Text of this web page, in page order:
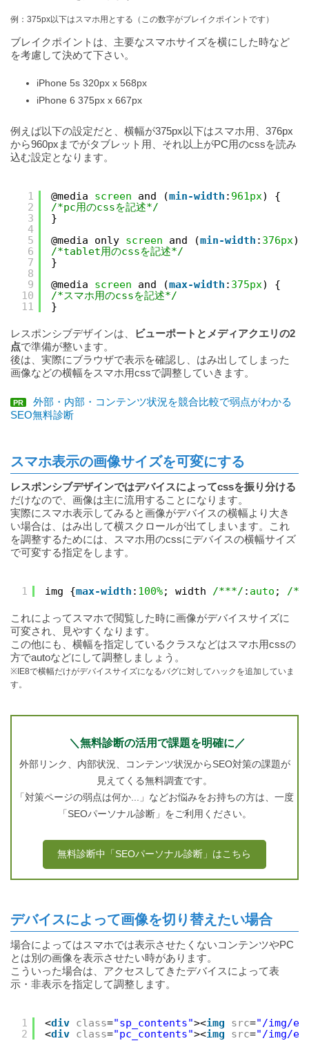
例：375px以下はスマホ用とする（この数字がブレイクポイントです）
ブレイクポイントは、主要なスマホサイズを横にした時など
を考慮して決めて下さい。
iPhone 5s 320px x 568px
iPhone 6 375px x 667px
例えば以下の設定だと、横幅が375px以下はスマホ用、376px
から960pxまでがタブレット用、それ以上がPC用のcssを読み
込む設定となります。
1
2
3
4
5
6
7
8
9
10
11
@media screen and (min-width : 961px) {
/*pc用のcssを記述*/
}
@media only screen and (min-width : 376px)
/*tablet用のcssを記述*/
}
@media screen and (max-width : 375px) {
/*スマホ用のcssを記述*/
}
レスポンシブデザインは、
ビューポートとメディアクエリの2
点で準備が整います。
後は、実際にブラウザで表示を確認し、はみ出してしまった
画像などの横幅をスマホ用cssで調整していきます。
PR
外部・内部・コンテンツ状況を競合比較で弱点がわかる
SEO無料診断
スマホ表示の画像サイズを可変にする
レスポンシブデザインではデバイスによってcssを振り分ける
だけなので、画像は主に流用することになります。
実際にスマホ表示してみると画像がデバイスの横幅より大き
い場合は、はみ出して横スクロールが出てしまいます。これ
を調整するためには、スマホ用のcssにデバイスの横幅サイズ
で可変する指定をします。
1 img {max-width : 100%; width /***/ : auto ; /
これによってスマホで閲覧した時に画像がデバイスサイズに
可変され、見やすくなります。
この他にも、横幅を指定しているクラスなどはスマホ用cssの
方でautoなどにして調整しましょう。
※IE8で横幅だけがデバイスサイズになるバグに対してハックを追加していま
す。
＼無料診断の活用で課題を明確に／
外部リンク、内部状況、コンテンツ状況からSEO対策の課題が
見えてくる無料調査です。
「対策ページの弱点は何か...」などお悩みをお持ちの方は、一度
「SEOパーソナル診断」をご利用ください。
無料診断中「SEOパーソナル診断」はこちら
デバイスによって画像を切り替えたい場合
場合によってはスマホでは表示させたくないコンテンツやPC
とは別の画像を表示させたい時があります。
こういった場合は、アクセスしてきたデバイスによって表
示・非表示を指定して調整します。
1
2
<div class="sp_contents"><img src="/img/
<div class="pc_contents"><img src="/img/